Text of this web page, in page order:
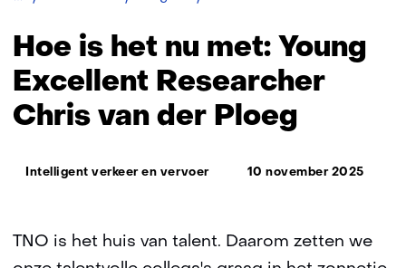
YER
winnaar
Chris
Hoe is het nu met: Young
Excellent Researcher
Chris van der Ploeg
Thema:
Intelligent verkeer en vervoer 10 november 2025
TNO is het huis van talent. Daarom zetten we